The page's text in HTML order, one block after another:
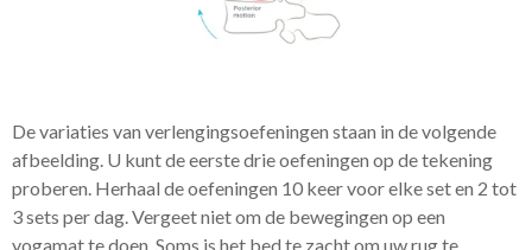
De variaties van verlengingsoefeningen staan ​​in de volgende
afbeelding. U kunt de eerste drie oefeningen op de tekening
proberen. Herhaal de oefeningen 10 keer voor elke set en 2 tot
3 sets per dag. Vergeet niet om de bewegingen op een
yogamat te doen. Soms is het bed te zacht om uw rug te